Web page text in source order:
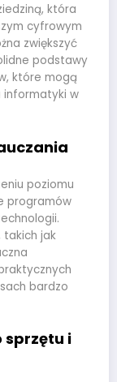
która
cyfrowym
zwiększyć
podstawy
które mogą
informatyki w
poziomu
programów
takich jak
bardzo
sprzętu i